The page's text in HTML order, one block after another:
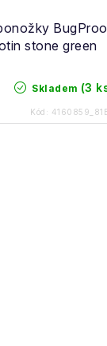
stone green
Skladem (3
Kód: